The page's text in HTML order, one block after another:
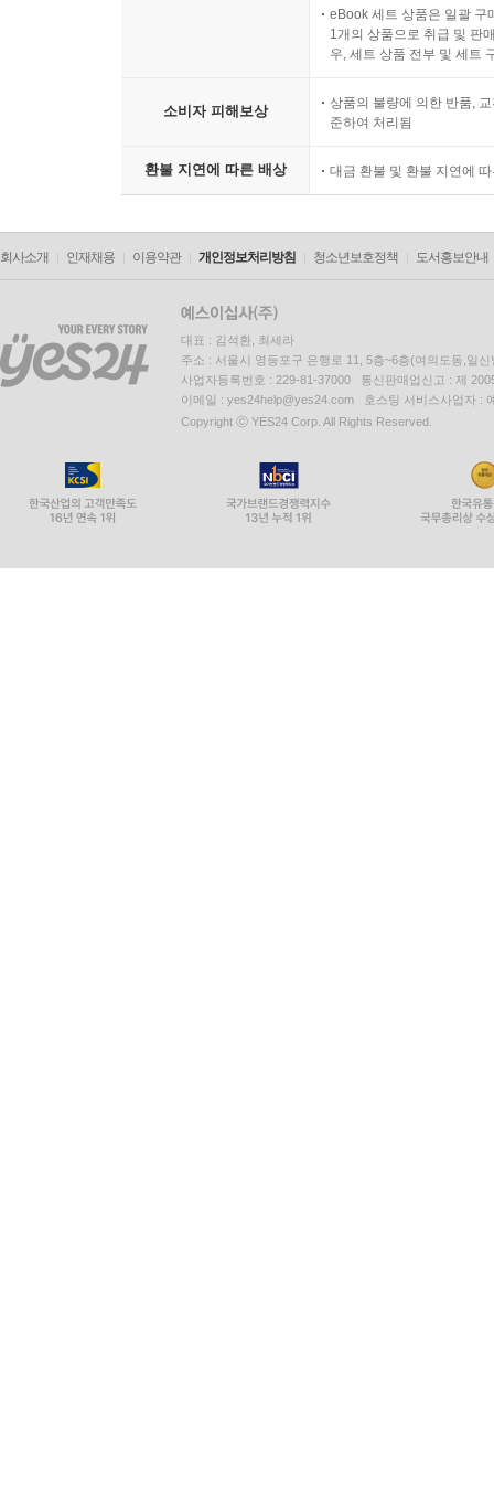
eBook 세트 상품은 일괄 구
1개의 상품으로 취급 및 판
우, 세트 상품 전부 및 세트
소비자 피해보상
상품의 불량에 의한 반품,
준하여 처리됨
환불 지연에 따른 배상 대금 환불 및 환불 지연에
회사소개 인재채용 이용약관 개인정보처리방침 청소년보호정책 도서홍보안내
대표 : 김석환, 최세라
주소 : 서울시 영등포구 은행로 11, 5층~6층(여의도동,일신
사업자등록번호 : 229-81-37000 통신판매업신고 : 제
이메일 : yes24help@yes24.com 호스팅 서비스사업자 :
Copyright ⓒ YES24 Corp. All Rights Reserved.